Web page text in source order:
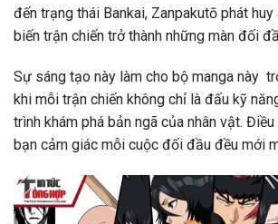
đến trạng thái Bankai, Zanpakutō phát
biến trận chiến trở thành những màn đối
Sự sáng tạo này làm cho bộ manga này
khi mỗi trận chiến không chỉ là đấu kỹ
trình khám phá bản ngã của nhân vật.
bạn cảm giác mỗi cuộc đối đầu đều mới